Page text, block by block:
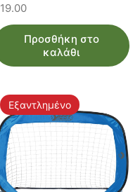
19.00
Προσθήκη στο
καλάθι
Εξαντλημένο